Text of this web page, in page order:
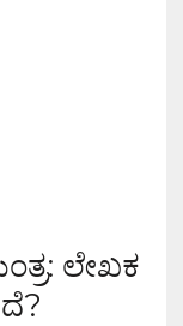
ಲೇಖಕ